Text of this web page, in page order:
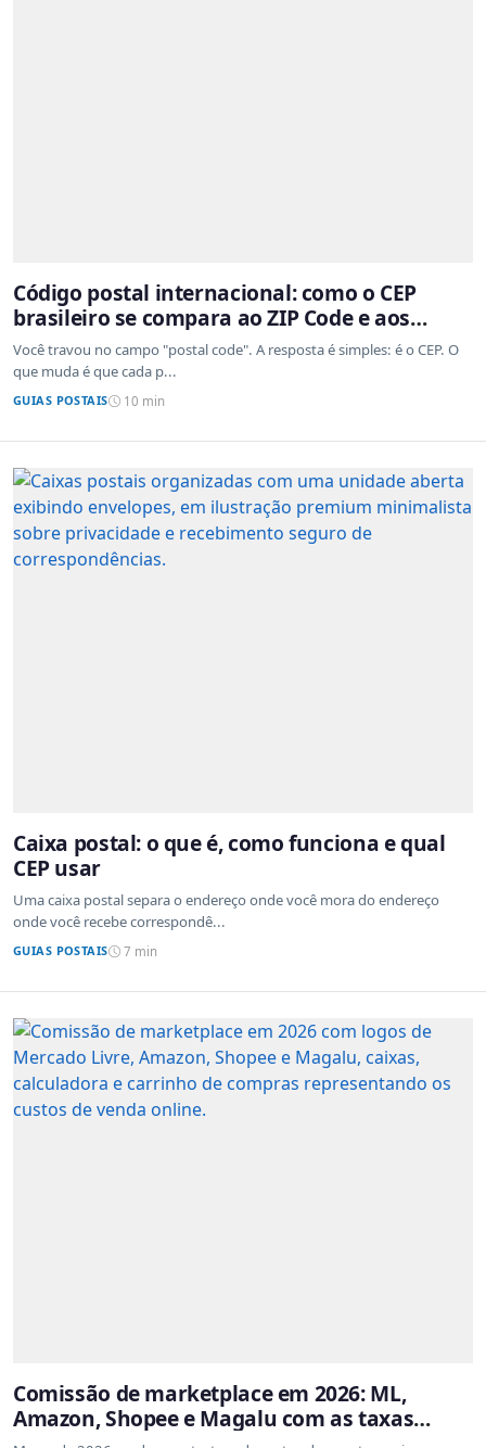
Código postal internacional: como o CEP
brasileiro se compara ao ZIP Code e aos
sistemas de outros países
Você travou no campo "postal code". A resposta é simples: é o CEP. O
que muda é que cada p...
GUIAS POSTAIS 10 min
Caixa postal: o que é, como funciona e qual
CEP usar
Uma caixa postal separa o endereço onde você mora do endereço
onde você recebe correspondê...
GUIAS POSTAIS 7 min
Comissão de marketplace em 2026: ML,
Amazon, Shopee e Magalu com as taxas